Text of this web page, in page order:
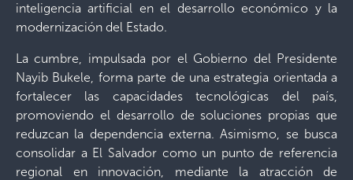
inteligencia artificial en el desarrollo económico y la
modernización del Estado.
La cumbre, impulsada por el Gobierno del Presidente
Nayib Bukele, forma parte de una estrategia orientada a
fortalecer las capacidades tecnológicas del país,
promoviendo el desarrollo de soluciones propias que
reduzcan la dependencia externa. Asimismo, se busca
consolidar a El Salvador como un punto de referencia
regional en innovación, mediante la atracción de